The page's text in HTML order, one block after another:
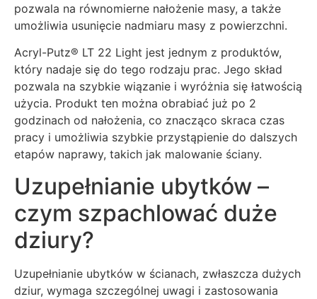
pozwala na równomierne nałożenie masy, a także
umożliwia usunięcie nadmiaru masy z powierzchni.
Acryl-Putz® LT 22 Light jest jednym z produktów,
który nadaje się do tego rodzaju prac. Jego skład
pozwala na szybkie wiązanie i wyróżnia się łatwością
użycia. Produkt ten można obrabiać już po 2
godzinach od nałożenia, co znacząco skraca czas
pracy i umożliwia szybkie przystąpienie do dalszych
etapów naprawy, takich jak malowanie ściany.
Uzupełnianie ubytków –
czym szpachlować duże
dziury?
Uzupełnianie ubytków w ścianach, zwłaszcza dużych
dziur, wymaga szczególnej uwagi i zastosowania